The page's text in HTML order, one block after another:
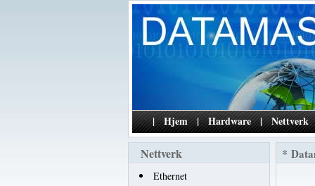
| Hjem | Hardware | Nettverk
Nettverk
Ethernet
*